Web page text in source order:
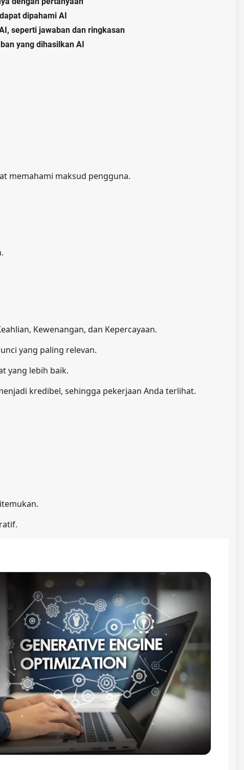
dipahami AI
seperti jawaban dan ringkasan
yang dihasilkan AI
memahami maksud pengguna.
Kewenangan, dan Kepercayaan.
yang paling relevan.
yang lebih baik.
kredibel, sehingga pekerjaan Anda terlihat.